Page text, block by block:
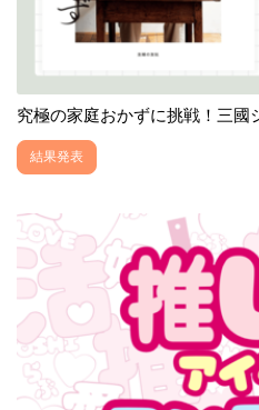
究極の家庭おかずに挑戦！三國
結果発表